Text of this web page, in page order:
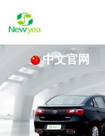
中文官网